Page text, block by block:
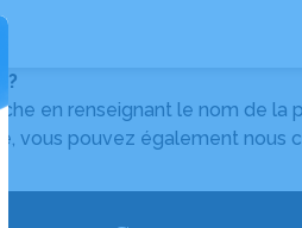
?
en renseignant le nom de
vous pouvez également nous